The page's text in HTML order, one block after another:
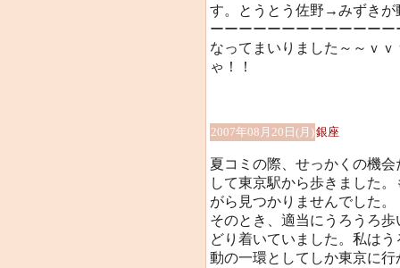
す。とうとう佐野→みずきが
ーーーーーーーーーーーー
なってまいりました～～ｖ
ゃ！！
2007年08月20日(月)銀座
夏コミの際、せっかくの機
して東京駅から歩きました
がら見つかりませんでした。
そのとき、適当にうろうろ
どり着いていました。私は
動の一環としてしか東京に